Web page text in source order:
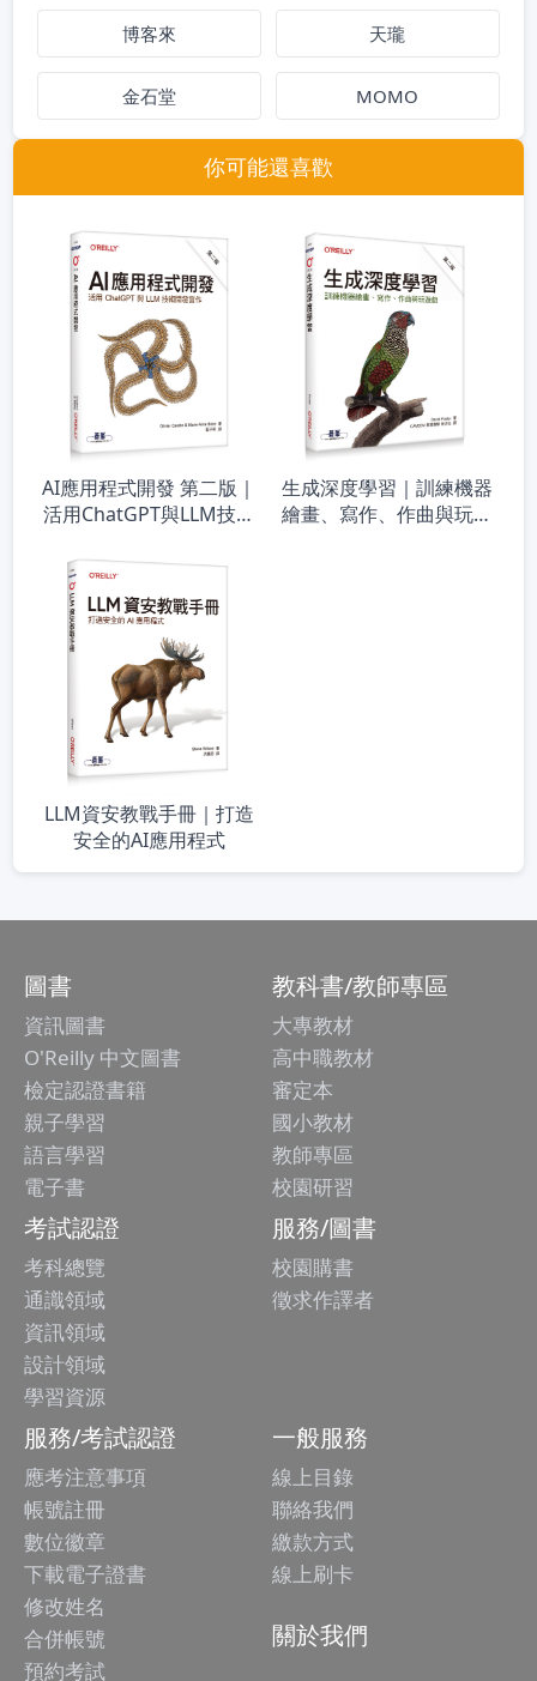
博客來 天瓏
金石堂 MOMO
你可能還喜歡
AI應用程式開發 第二版｜
活用ChatGPT與LLM技術
生成深度學習｜訓練機器
繪畫、寫作、作曲與玩遊
LLM資安教戰手冊｜打造
安全的AI應用程式
圖書
資訊圖書
O'Reilly 中文圖書
檢定認證書籍
親子學習
語言學習
電子書
教科書/教師專區
大專教材
高中職教材
審定本
國小教材
教師專區
校園研習
考試認證
考科總覽
通識領域
資訊領域
設計領域
學習資源
服務/圖書
校園購書
徵求作譯者
服務/考試認證
應考注意事項
帳號註冊
數位徽章
下載電子證書
修改姓名
合併帳號
預約考試
一般服務
線上目錄
聯絡我們
繳款方式
線上刷卡
關於我們